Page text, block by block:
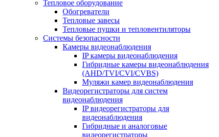
Тепловое оборудование
Обогреватели
Тепловые завесы
Тепловые пушки и тепловентиляторы
Системы безопасности
Камеры видеонаблюдения
IP камеры видеонаблюдения
Гибридные камеры видеонаблюдения
(AHD/TVI/CVI/CVBS)
Муляжи камер видеонаблюдения
Видеорегистраторы для систем
видеонаблюдения
IP видеорегистраторы для
видеонаблюдения
Гибридные и аналоговые
видеорегистраторы